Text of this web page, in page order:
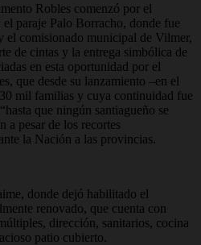
Robles comenzó por el
paraje Palo Borracho, donde fue
el comisionado municipal de Vilmer,
de cintas y la entrega simbólica de
en esta oportunidad por el
que desde su lanzamiento –en el
mil familias y cuya continuidad fue
que ningún santiagueño se
a pesar de los recortes
la Nación a las provincias.
donde dejó habilitado el
renovado, que cuenta con
dirección, sanitarios, cocina
patio cubierto.